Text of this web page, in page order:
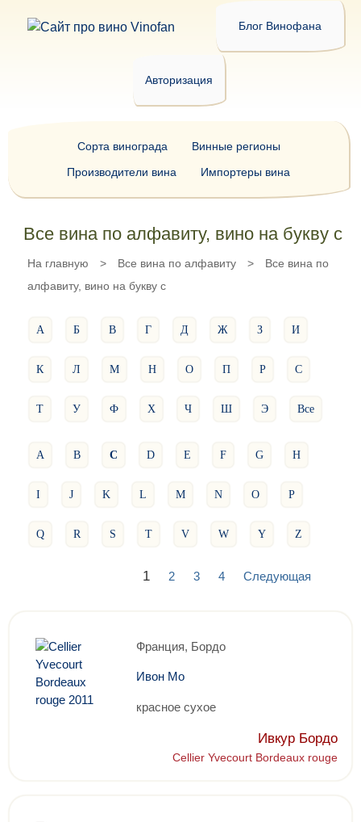
Блог Винофана
Авторизация
Все вина по алфавиту, вино на букву c
На главную > Все вина по алфавиту >
Все вина по
алфавиту, вино на букву c
А Б В Г Д Ж З И
К Л М Н О П Р С
Т У Ф Х Ч Ш Э Все
A B C D E F G H
I J K L M N O P
Q R S T V W Y Z
1 2 3 4 Следующая
Франция, Бордо
Ивон Мо
красное сухое
Ивкур Бордо
Cellier Yvecourt Bordeaux rouge
Сорта винограда
Винные регионы
Производители вина
Импортеры вина